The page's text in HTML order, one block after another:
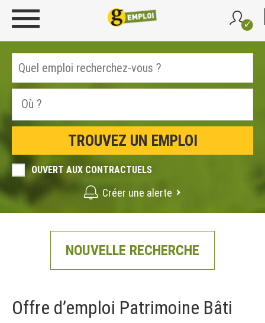
OUVERT AUX CONTRACTUELS
Créer une alerte
NOUVELLE RECHERCHE
Offre d’emploi Patrimoine Bâti